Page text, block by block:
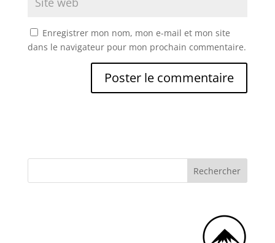
Enregistrer mon nom, mon e-mail et mon site
dans le navigateur pour mon prochain commentaire.